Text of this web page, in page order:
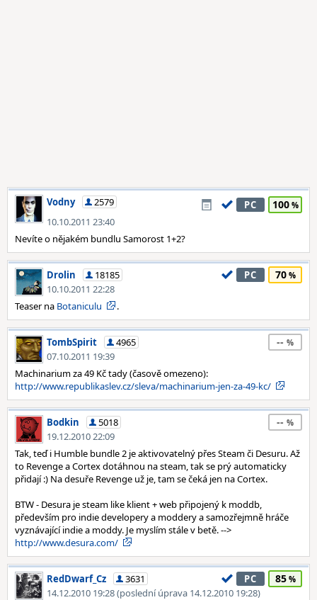
Vodny
2579
10.10.2011 23:40
PC 100
Nevíte o nějakém bundlu Samorost 1+2?
Drolin
18185
10.10.2011 22:28
PC 70
Teaser na Botaniculu .
TombSpirit
4965
07.10.2011 19:39
--
Machinarium za 49 Kč tady (časově omezeno):
http://www.republikaslev.cz/sleva/machinarium-jen-za-49-kc/
Bodkin
5018
19.12.2010 22:09
--
Tak, teď i Humble bundle 2 je aktivovatelný přes Steam či Desuru. Až
to Revenge a Cortex dotáhnou na steam, tak se prý automaticky
přidají :) Na desuře Revenge už je, tam se čeká jen na Cortex.
BTW - Desura je steam like klient + web připojený k moddb,
především pro indie developery a moddery a samozřejmně hráče
vyznávající indie a moddy. Je myslím stále v betě. -->
http://www.desura.com/
RedDwarf_Cz
3631
14.12.2010 19:28 (poslední úprava 14.12.2010 19:28)
PC 85